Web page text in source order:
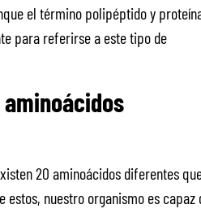
el término polipéptido y
para referirse a este tipo de
aminoácidos
20 aminoácidos diferentes
estos, nuestro organismo es capaz